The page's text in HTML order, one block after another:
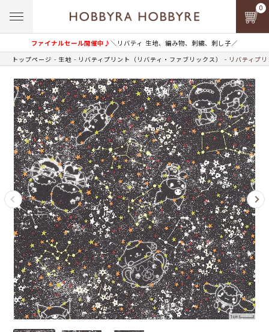
ファイナルセール開催中♪＼リバティ 生地、編み物、刺繍、刺し子／
0
トップページ 生地 リバティプリント（リバティ・ファブリックス） リバティプ